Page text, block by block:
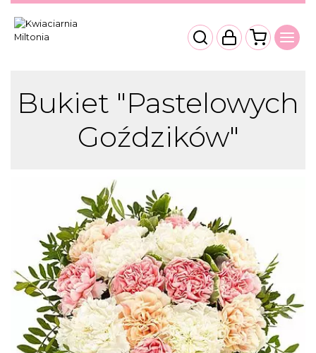
Bukiet "Pastelowych
Goździków"